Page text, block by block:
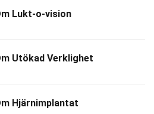
Lukt-o-vision
Utökad Verklighet
Hjärnimplantat